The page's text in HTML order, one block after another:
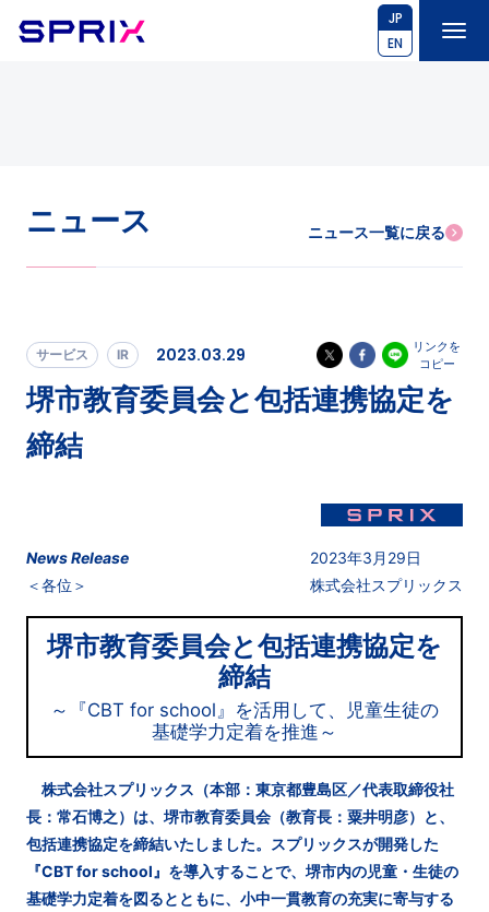
JP
EN
ニュース ニュース一覧に戻る
サービス IR 2023.03.29
リンクを
コピー
堺市教育委員会と包括連携協定を
締結
News Release
＜各位＞
2023年3月29日
株式会社スプリックス
堺市教育委員会と包括連携協定を
締結
～『CBT for school』を活用して、児童生徒の
基礎学力定着を推進～
株式会社スプリックス（本部：東京都豊島区／代表取締役社
長：常石博之）は、堺市教育委員会（教育長：粟井明彦）と、
包括連携協定を締結いたしました。スプリックスが開発した
『CBT for school』を導入することで、堺市内の児童・生徒の
基礎学力定着を図るとともに、小中一貫教育の充実に寄与する